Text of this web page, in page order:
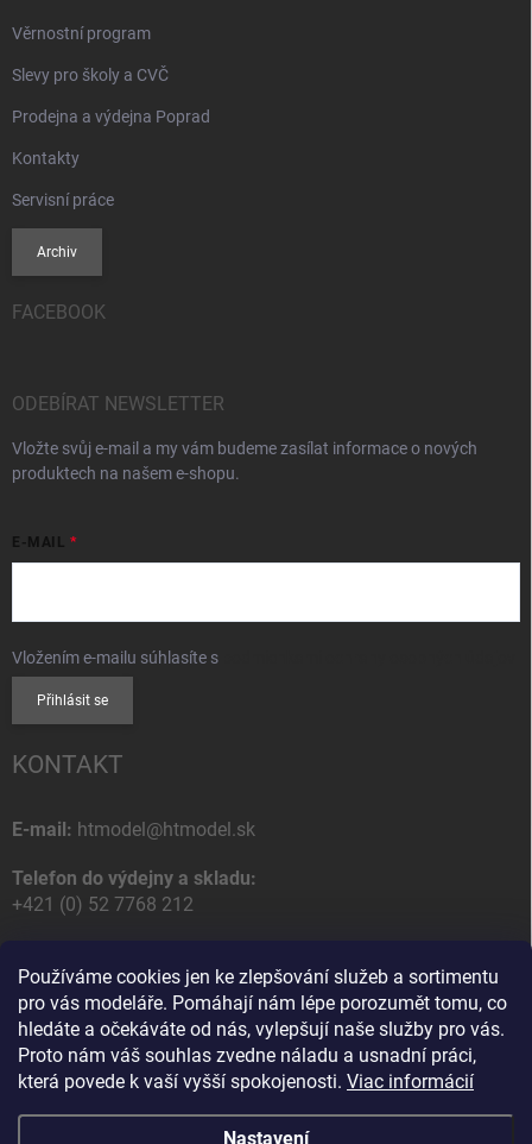
Používáme cookies jen ke zlepšování služeb a sortimentu
pro vás modeláře. Pomáhají nám lépe porozumět tomu, co
hledáte a očekáváte od nás, vylepšují naše služby pro vás.
Proto nám váš souhlas zvedne náladu a usnadní práci,
která povede k vaší vyšší spokojenosti. Viac informácií
Nastavení
Věrnostní program
Slevy pro školy a CVČ
Prodejna a výdejna Poprad
Kontakty
Servisní práce
Archiv
FACEBOOK
ODEBÍRAT NEWSLETTER
Vložte svůj e-mail a my vám budeme zasílat informace o nových
produktech na našem e-shopu.
E-MAIL
Vložením e-mailu súhlasíte s
Přihlásit se
KONTAKT
E-mail: htmodel@htmodel.sk
Telefon do výdejny a skladu:
+421 (0) 52 7768 212
HT model
Na letisko 49
058 01 Poprad
Slovenská Republika